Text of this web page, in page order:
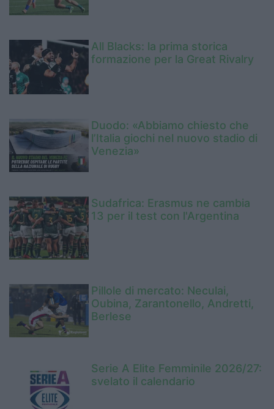
All Blacks: la prima storica
formazione per la Great Rivalry
Duodo: «Abbiamo chiesto che
l’Italia giochi nel nuovo stadio di
Venezia»
Sudafrica: Erasmus ne cambia
13 per il test con l'Argentina
Pillole di mercato: Neculai,
Oubina, Zarantonello, Andretti,
Berlese
Serie A Elite Femminile 2026/27:
svelato il calendario